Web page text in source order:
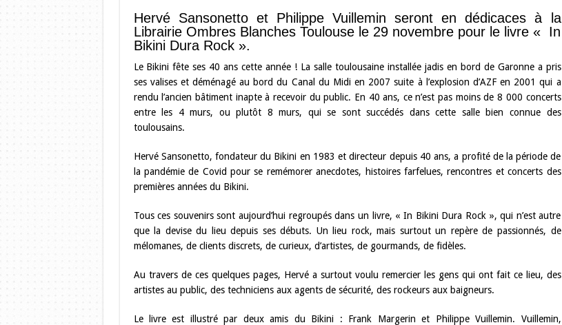
Hervé Sansonetto et Philippe Vuillemin seront en dédicaces à la
Librairie Ombres Blanches Toulouse le 29 novembre pour le livre « In
Bikini Dura Rock ».
Le Bikini fête ses 40 ans cette année ! La salle toulousaine installée jadis en bord de Garonne a pris
ses valises et déménagé au bord du Canal du Midi en 2007 suite à l’explosion d’AZF en 2001 qui a
rendu l’ancien bâtiment inapte à recevoir du public. En 40 ans, ce n’est pas moins de 8 000 concerts
entre les 4 murs, ou plutôt 8 murs, qui se sont succédés dans cette salle bien connue des
toulousains.
Hervé Sansonetto, fondateur du Bikini en 1983 et directeur depuis 40 ans, a profité de la période de
la pandémie de Covid pour se remémorer anecdotes, histoires farfelues, rencontres et concerts des
premières années du Bikini.
Tous ces souvenirs sont aujourd’hui regroupés dans un livre, « In Bikini Dura Rock », qui n’est autre
que la devise du lieu depuis ses débuts. Un lieu rock, mais surtout un repère de passionnés, de
mélomanes, de clients discrets, de curieux, d’artistes, de gourmands, de fidèles.
Au travers de ces quelques pages, Hervé a surtout voulu remercier les gens qui ont fait ce lieu, des
artistes au public, des techniciens aux agents de sécurité, des rockeurs aux baigneurs.
Le livre est illustré par deux amis du Bikini : Frank Margerin et Philippe Vuillemin. Vuillemin,